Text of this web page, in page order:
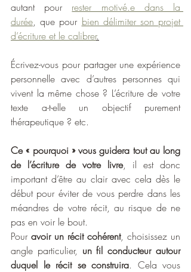
autant pour rester motivé.e dans la
durée, que pour bien délimiter son projet
d’écriture et le calibrer.
Écrivez-vous pour partager une expérience
personnelle avec d’autres personnes qui
vivent la même chose ? L’écriture de votre
texte a-t-elle un objectif purement
thérapeutique ? etc.
Ce « pourquoi » vous guidera tout au long
de l’écriture de votre livre, il est donc
important d’être au clair avec cela dès le
début pour éviter de vous perdre dans les
méandres de votre récit, au risque de ne
pas en voir le bout.
Pour avoir un récit cohérent, choisissez un
angle particulier, un fil conducteur autour
duquel le récit se construira. Cela vous